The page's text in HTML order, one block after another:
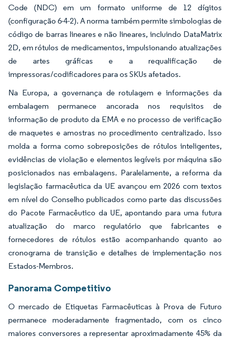
Code (NDC) em um formato uniforme de 12 dígitos
(configuração 6-4-2). A norma também permite simbologias de
código de barras lineares e não lineares, incluindo DataMatrix
2D, em rótulos de medicamentos, impulsionando atualizações
de artes gráficas e a requalificação de
impressoras/codificadores para os SKUs afetados.
Na Europa, a governança de rotulagem e informações da
embalagem permanece ancorada nos requisitos de
informação de produto da EMA e no processo de verificação
de maquetes e amostras no procedimento centralizado. Isso
molda a forma como sobreposições de rótulos inteligentes,
evidências de violação e elementos legíveis por máquina são
posicionados nas embalagens. Paralelamente, a reforma da
legislação farmacêutica da UE avançou em 2026 com textos
em nível do Conselho publicados como parte das discussões
do Pacote Farmacêutico da UE, apontando para uma futura
atualização do marco regulatório que fabricantes e
fornecedores de rótulos estão acompanhando quanto ao
cronograma de transição e detalhes de implementação nos
Estados-Membros.
Panorama Competitivo
O mercado de Etiquetas Farmacêuticas à Prova de Futuro
permanece moderadamente fragmentado, com os cinco
maiores conversores a representar aproximadamente 45% da